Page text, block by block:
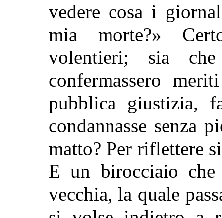
vedere cosa i
mia morte?»
volentieri; sia
confermassero
pubblica giustizia,
condannasse senza
matto? Per riflettere
E un birocciaio
vecchia, la quale